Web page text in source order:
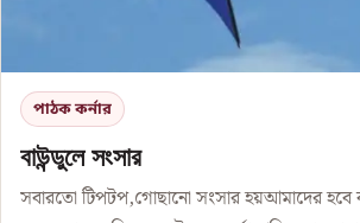
পাঠক কর্নার
বাউন্ডুলে সংসার
সবারতো টিপটপ,গোছানো সংসার হয়আমাদের হবে